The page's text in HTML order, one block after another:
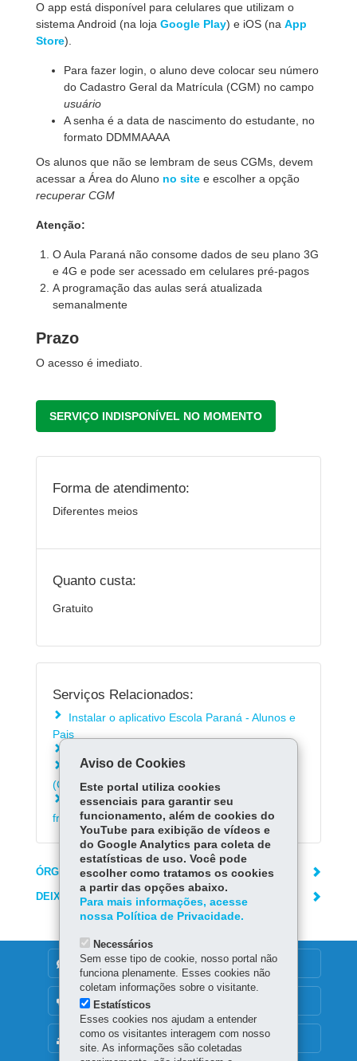
O app está disponível para celulares que utilizam o
sistema Android (na loja Google Play) e iOS (na App
Store).
Para fazer login, o aluno deve colocar seu número
do Cadastro Geral da Matrícula (CGM) no campo
usuário
A senha é a data de nascimento do estudante, no
formato DDMMAAAA
Os alunos que não se lembram de seus CGMs, devem
acessar a Área do Aluno no site e escolher a opção
recuperar CGM
Atenção:
O Aula Paraná não consome dados de seu plano 3G
e 4G e pode ser acessado em celulares pré-pagos
A programação das aulas será atualizada
semanalmente
Prazo
O acesso é imediato.
SERVIÇO INDISPONÍVEL NO MOMENTO
Forma de atendimento:
Diferentes meios
Quanto custa:
Gratuito
Serviços Relacionados:
Instalar o aplicativo Escola Paraná - Alunos e
Pais
Acessar informações sobre o coronavírus
(Covid-19)
Consultar as respostas para as dúvidas mais
frequentes sobre o coronavírus (Covid-19)
ÓRGÃO RESPONSÁVEL
DEIXE SUA OPINIÃO
MAPA DO SITE
DENUNCIE CORRUPÇÃO
OUVIDORIA
Aviso de Cookies
Este portal utiliza cookies
essenciais para garantir seu
funcionamento, além de cookies do
YouTube para exibição de vídeos e
do Google Analytics para coleta de
estatísticas de uso. Você pode
escolher como tratamos os cookies
a partir das opções abaixo.
Para mais informações, acesse
nossa Política de Privacidade.
Necessários
Sem esse tipo de cookie, nosso portal não
funciona plenamente. Esses cookies não
coletam informações sobre o visitante.
Estatísticos
Esses cookies nos ajudam a entender
como os visitantes interagem com nosso
site. As informações são coletadas